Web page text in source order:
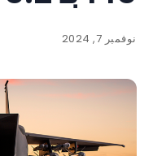
نوفمبر 7, 2024